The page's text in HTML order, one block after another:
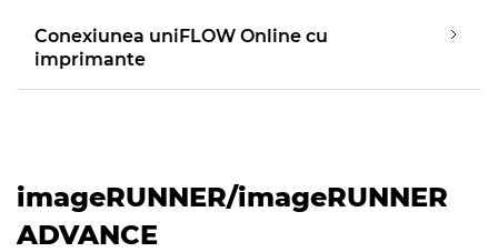
imagePROGRAF
Conexiunea uniFLOW Online cu
imprimante
imageRUNNER/imageRUNNER
ADVANCE